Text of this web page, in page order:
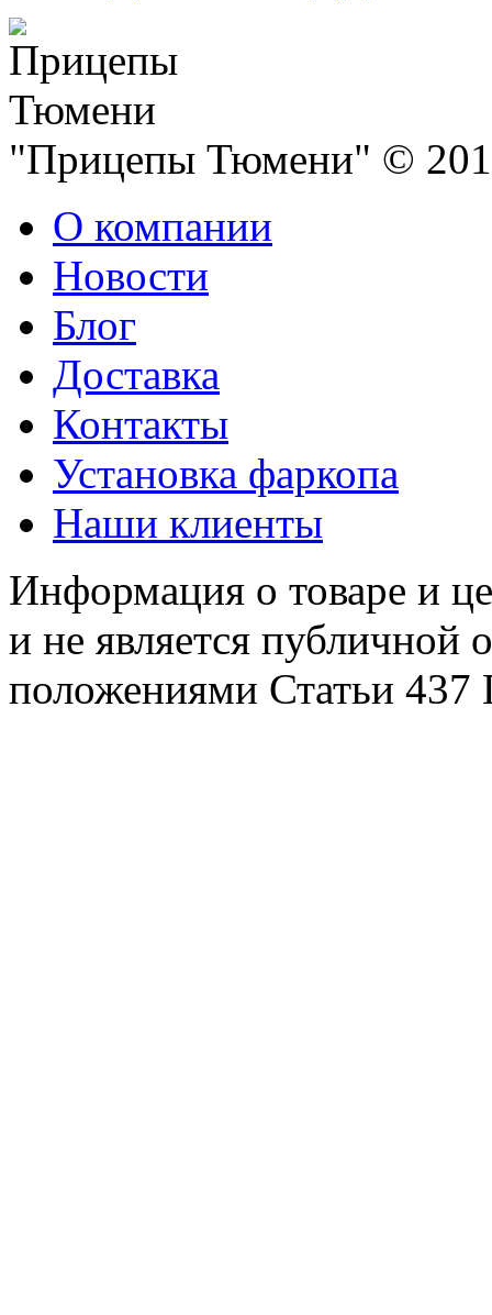
"Прицепы Тюмени" ©
О компании
Новости
Блог
Доставка
Контакты
Установка фаркопа
Наши клиенты
Информация о товаре и
и не является публичной
положениями Статьи 437